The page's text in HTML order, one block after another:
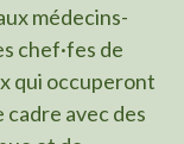
médecins-
chef·fes de
qui occuperont
cadre avec des